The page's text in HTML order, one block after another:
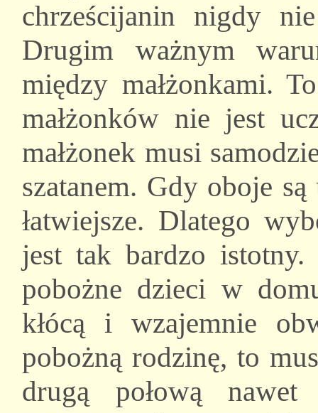
chrześcijanin nigdy
Drugim ważnym
między małżonkami.
małżonków nie jest
małżonek musi
szatanem. Gdy oboje
łatwiejsze. Dlatego
jest tak bardzo
pobożne dzieci w
kłócą i wzajemnie
pobożną rodzinę, to
drugą połową